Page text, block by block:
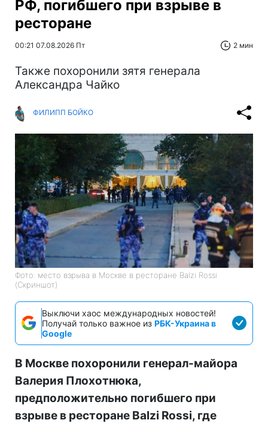
РФ, погибшего при взрыве в
ресторане
00:21 07.08.2026 Пт 2 мин
Также похоронили зятя генерала
Александра Чайко
ФИЛИПП БОЙКО
Фото: место взрыва в Москве в ресторане Balzi Rossi
(Скриншот)
Выключи хаос международных новостей!
Получай только важное из РБК-Украина в
Google
В Москве похоронили генерал-майора
Валерия Плохотнюка,
предположительно погибшего при
взрыве в ресторане Balzi Rossi, где